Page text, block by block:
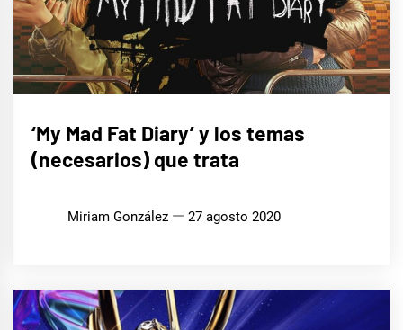
SERIES
Y TV
‘My Mad Fat Diary’ y los temas
(necesarios) que trata
Miriam González 27 agosto 2020